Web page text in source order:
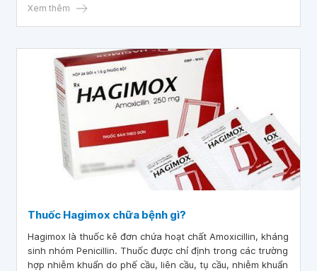
Vậy bác sĩ cho tôi hỏi, nam giới quan hệ tình dục với người
Xem thêm
Thuốc Hagimox chữa bệnh gì?
Hagimox là thuốc kê đơn chứa hoạt chất Amoxicillin, kháng
sinh nhóm Penicillin. Thuốc được chỉ định trong các trường
hợp nhiễm khuẩn do phế cầu, liên cầu, tụ cầu, nhiễm khuẩn